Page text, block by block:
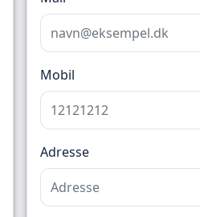
Mobil
Adresse